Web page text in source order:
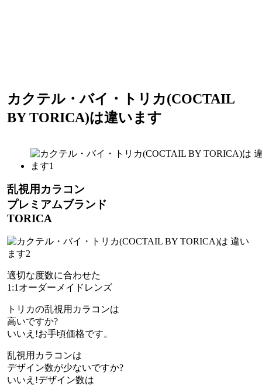
カクテル・バイ・トリカ(COCTAIL
BY TORICA)は違います
乱視用カラコン
プレミアムブランド
TORICA
適切な度数に合わせた
1:1オーダーメイドレンズ
トリカの乱視用カラコンは
高いですか?
いいえ!お手頃価格です。
乱視用カラコンは
デザイン数が少ないですか?
いいえ!デザイン数は